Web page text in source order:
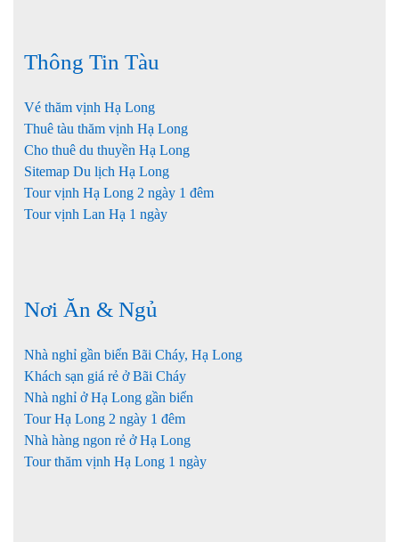
Thông Tin Tàu
Vé thăm vịnh Hạ Long
Thuê tàu thăm vịnh Hạ Long
Cho thuê du thuyền Hạ Long
Sitemap Du lịch Hạ Long
Tour vịnh Hạ Long 2 ngày 1 đêm
Tour vịnh Lan Hạ 1 ngày
Nơi Ăn & Ngủ
Nhà nghỉ gần biển Bãi Cháy, Hạ Long
Khách sạn giá rẻ ở Bãi Cháy
Nhà nghỉ ở Hạ Long gần biển
Tour Hạ Long 2 ngày 1 đêm
Nhà hàng ngon rẻ ở Hạ Long
Tour thăm vịnh Hạ Long 1 ngày